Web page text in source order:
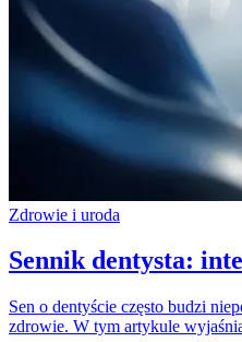
Zdrowie i uroda
Sennik dentysta:
Sen o dentyście często budzi
zdrowie. W tym artykule